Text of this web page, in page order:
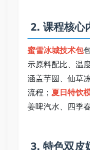
2. 课程核心
蜜雪冰城技术包
示原料配比、温
涵盖芋圆、仙草
流程； 夏日特饮
姜啤汽水、四季
3. 特色双皮